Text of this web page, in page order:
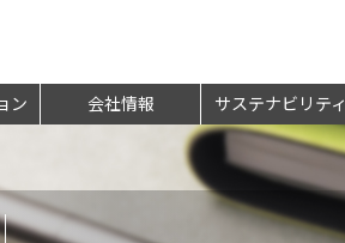
ン 会社情報 サステナビリティ